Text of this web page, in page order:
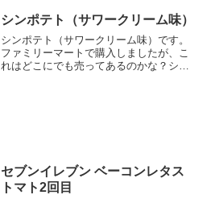
シンポテト（サワークリーム味）
シンポテト（サワークリーム味）です。
ファミリーマートで購入しましたが、こ
れはどこにでも売ってあるのかな？シン
セブンイレブン ベーコンレタス
トマト2回目